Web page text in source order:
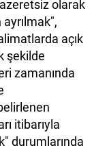
olarak
açık
şekilde
zamanında
itibarıyla
durumlarında